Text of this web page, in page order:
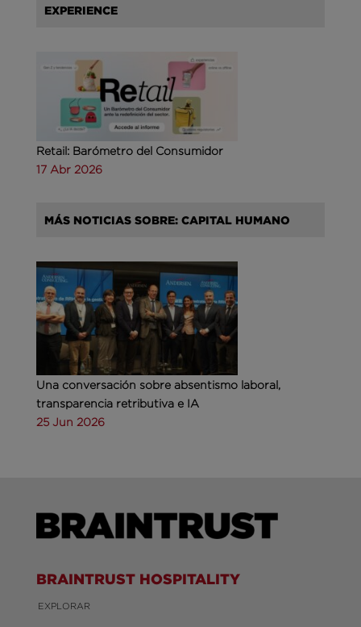
EXPERIENCE
Retail: Barómetro del Consumidor
17 Abr 2026
MÁS NOTICIAS SOBRE: CAPITAL HUMANO
Una conversación sobre absentismo laboral,
transparencia retributiva e IA
25 Jun 2026
BRAINTRUST HOSPITALITY
EXPLORAR